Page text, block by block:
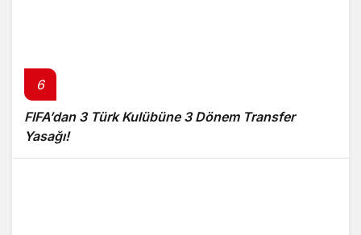
6
FIFA’dan 3 Türk Kulübüne 3 Dönem Transfer
Yasağı!